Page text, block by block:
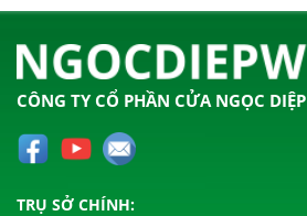
CÔNG TY CỔ PHẦN CỬA NGỌC DIỆP
TRỤ SỞ CHÍNH: